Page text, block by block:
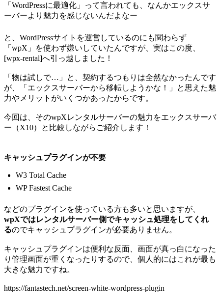
「WordPressに最適化」って言われても、なんかエックスサ
ーバーより魅力を感じないんだよなー
と、WordPressサイトを運営しているのにも関わらず
「wpX」を使わず嫌いしていたんですが、実はこの度、
[wpx-rental]へ引っ越しました！
「物は試しで…」と、契約するつもりは全然なかったんです
が、「エックスサーバーから移転しようかな！」と思えた魅
力やメリットがいくつかあったからです。
今回は、そのwpXレンタルサーバーの魅力をエックスサーバ
ー（X10）と比較しながらご紹介します！
キャッシュプラグインが不要
W3 Total Cache
WP Fastest Cache
などのプラグインを使っている方も多いと思いますが、
wpXではレンタルサーバー側でキャッシュ処理をしてくれ
るのでキャッシュプラグインが必要ありません。
キャッシュプラグインは便利な反面、画面が真っ白になった
り管理画面が重くなったりするので、個人的にはこれが最も
大きな魅力ですね。
https://fantastech.net/screen-white-wordpress-plugin